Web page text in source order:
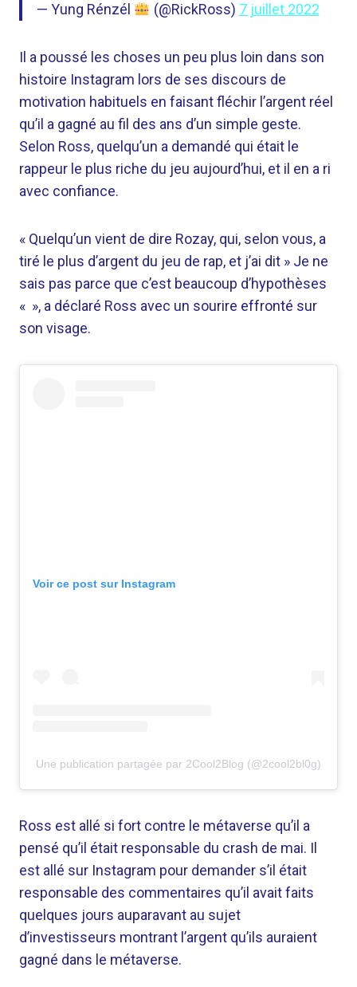
— Yung Rénzél (@RickRoss) 7 juillet 2022
Il a poussé les choses un peu plus loin dans son
histoire Instagram lors de ses discours de
motivation habituels en faisant fléchir l’argent réel
qu’il a gagné au fil des ans d’un simple geste.
Selon Ross, quelqu’un a demandé qui était le
rappeur le plus riche du jeu aujourd’hui, et il en a ri
avec confiance.
« Quelqu’un vient de dire Rozay, qui, selon vous, a
tiré le plus d’argent du jeu de rap, et j’ai dit » Je ne
sais pas parce que c’est beaucoup d’hypothèses
« », a déclaré Ross avec un sourire effronté sur
son visage.
Voir ce post sur Instagram
Une publication partagée par 2Cool2Blog (@2cool2bl0g)
Ross est allé si fort contre le métaverse qu’il a
pensé qu’il était responsable du crash de mai. Il
est allé sur Instagram pour demander s’il était
responsable des commentaires qu’il avait faits
quelques jours auparavant au sujet
d’investisseurs montrant l’argent qu’ils auraient
gagné dans le métaverse.